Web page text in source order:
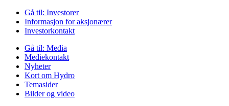
Gå til: Investorer
Informasjon for aksjonærer
Investorkontakt
Gå til: Media
Mediekontakt
Nyheter
Kort om Hydro
Temasider
Bilder og video